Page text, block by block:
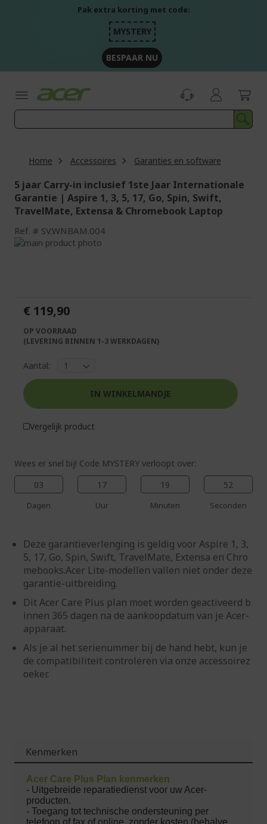
Pak extra korting met code:
MYSTERY
BESPAAR NU
Home Accessoires Garanties en software
5 jaar Carry-in inclusief 1ste Jaar Internationale
Garantie | Aspire 1, 3, 5, 17, Go, Spin, Swift,
TravelMate, Extensa & Chromebook Laptop
Ref. SV.WNBAM.004
Ga
afbeeldingen-
gallerij
Pak extra korting met code
afbeeldingen-
gallerij
Wees er snel bij! Code MYSTERY verloopt over:
03
Dagen
17
Uur
19
Minuten
52
Seconden
Deze garantieverlenging is geldig voor Aspire 1, 3,
5, 17, Go, Spin, Swift, TravelMate, Extensa en Chro
mebooks.Acer Lite-modellen vallen niet onder deze
garantie-uitbreiding.
Dit Acer Care Plus plan moet worden geactiveerd b
innen 365 dagen na de aankoopdatum van je Acer-
apparaat.
Als je al het serienummer bij de hand hebt, kun je
de compatibiliteit controleren via onze accessoirez
oeker.
€ 119,90
OP VOORRAAD
(LEVERING BINNEN 1-3 WERKDAGEN)
Aantal:
IN WINKELMANDJE
Vergelijk product
Kenmerken